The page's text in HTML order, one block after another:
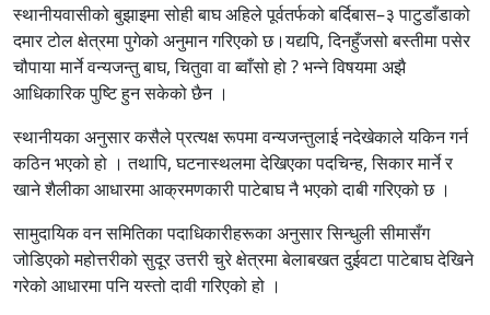
स्थानीयवासीको बुझाइमा सोही बाघ अहिले पूर्वतर्फको बर्दिबास–३ पाटुडाँडाको
दमार टोल क्षेत्रमा पुगेको अनुमान गरिएको छ।यद्यपि, दिनहुँजसो बस्तीमा पसेर
चौपाया मार्ने वन्यजन्तु बाघ, चितुवा वा ब्वाँसो हो ? भन्ने विषयमा अझै
आधिकारिक पुष्टि हुन सकेको छैन ।
स्थानीयका अनुसार कसैले प्रत्यक्ष रूपमा वन्यजन्तुलाई नदेखेकाले यकिन गर्न
कठिन भएको हो । तथापि, घटनास्थलमा देखिएका पदचिन्ह, सिकार मार्ने र
खाने शैलीका आधारमा आक्रमणकारी पाटेबाघ नै भएको दाबी गरिएको छ ।
सामुदायिक वन समितिका पदाधिकारीहरूका अनुसार सिन्धुली सीमासँग
जोडिएको महोत्तरीको सुदूर उत्तरी चुरे क्षेत्रमा बेलाबखत दुईवटा पाटेबाघ देखिने
गरेको आधारमा पनि यस्तो दावी गरिएको हो ।